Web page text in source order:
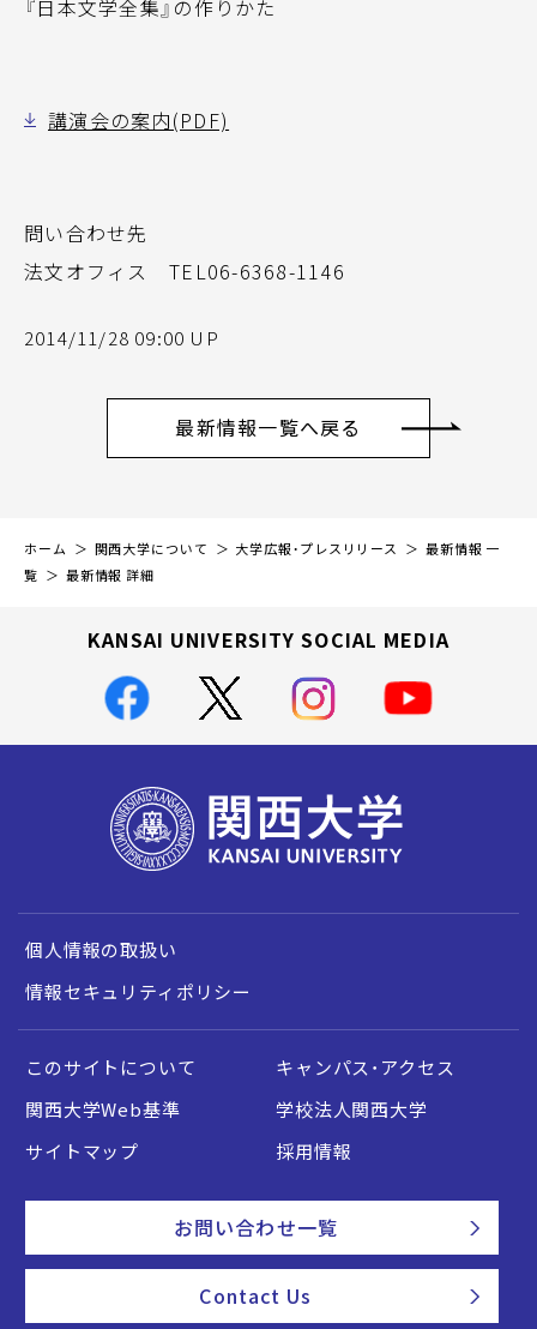
『日本文学全集』の作りかた
講演会の案内(PDF)
問い合わせ先
法文オフィス TEL06-6368-1146
2014/11/28 09:00 UP
最新情報一覧へ戻る
ホーム 関西大学について 大学広報・プレスリリース
最新情報 一
覧
最新情報 詳細
KANSAI UNIVERSITY SOCIAL MEDIA
個人情報の取扱い
情報セキュリティポリシー
このサイトについて
キャンパス・アクセス
関西大学Web基準
学校法人関西大学
サイトマップ
採用情報
お問い合わせ一覧
Contact Us